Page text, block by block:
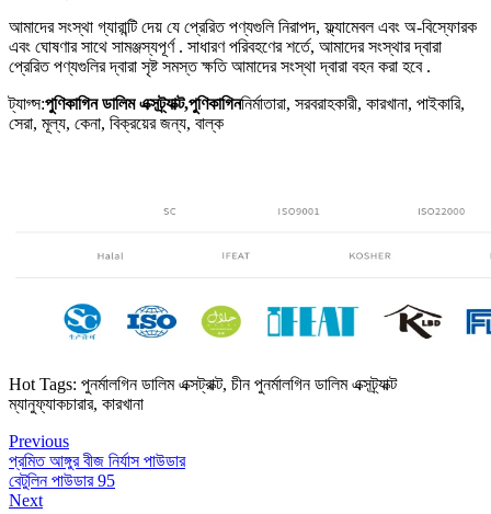
আমাদের সংস্থা গ্যারান্টি দেয় যে প্রেরিত পণ্যগুলি নিরাপদ, ফ্ল্যামেবল এবং অ-বিস্ফোরক
এবং ঘোষণার সাথে সামঞ্জস্যপূর্ণ . সাধারণ পরিবহণের শর্তে, আমাদের সংস্থার দ্বারা
প্রেরিত পণ্যগুলির দ্বারা সৃষ্ট সমস্ত ক্ষতি আমাদের সংস্থা দ্বারা বহন করা হবে .
ট্যাগ্স:পুণিকাগিন ডালিম এক্সট্র্যাক্ট,পুণিকাগিননির্মাতারা, সরবরাহকারী, কারখানা, পাইকারি,
সেরা, মূল্য, কেনা, বিক্রয়ের জন্য, বাল্ক
Hot Tags: পুনর্মালগিন ডালিম এক্সট্রাক্ট, চীন পুনর্মালগিন ডালিম এক্সট্র্যাক্ট
ম্যানুফ্যাকচারার, কারখানা
Previous
প্রমিত আঙ্গুর বীজ নির্যাস পাউডার
বেটুলিন পাউডার 95
Next